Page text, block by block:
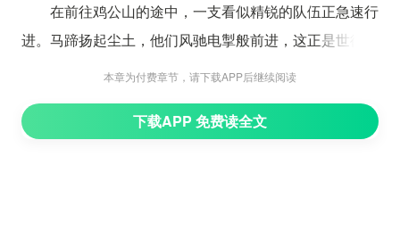
在前往鸡公山的途中，一支看似精锐的队伍正急速行
进。马蹄扬起尘土，他们风驰电掣般前进，这正是世德的
队伍。他带领着三千多战士，携带着十挺机关枪、一千多
不停蹄地赶往鸡公山和阴山。
本章为付费章节，请下载APP后继续阅读
下载APP 免费读全文